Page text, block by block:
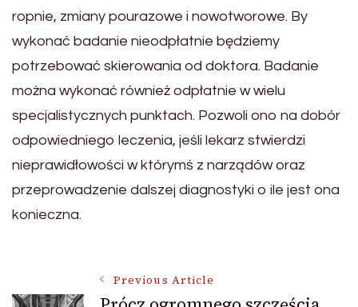
ropnie, zmiany pourazowe i nowotworowe. By
wykonać badanie nieodpłatnie będziemy
potrzebować skierowania od doktora. Badanie
można wykonać również odpłatnie w wielu
specjalistycznych punktach. Pozwoli ono na dobór
odpowiedniego leczenia, jeśli lekarz stwierdzi
nieprawidłowości w którymś z narządów oraz
przeprowadzenie dalszej diagnostyki o ile jest ona
konieczna.
Post
Previous Article